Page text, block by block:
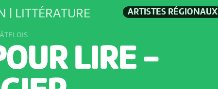
ARTISTES RÉGIONAUX
| LITTÉRATURE
LIRE -